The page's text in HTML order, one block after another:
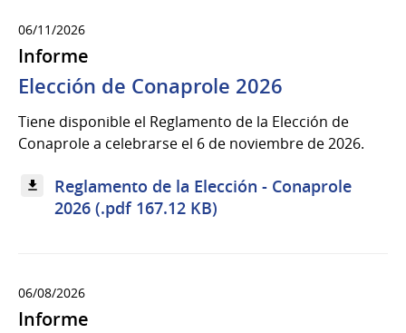
06/11/2026
Informe
Elección de Conaprole 2026
Tiene disponible el Reglamento de la Elección de
Conaprole a celebrarse el 6 de noviembre de 2026.
Reglamento de la Elección - Conaprole
2026 (.pdf 167.12 KB)
06/08/2026
Informe